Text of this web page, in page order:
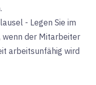
- Legen Sie im
wenn der Mitarbeiter
arbeitsunfähig wird